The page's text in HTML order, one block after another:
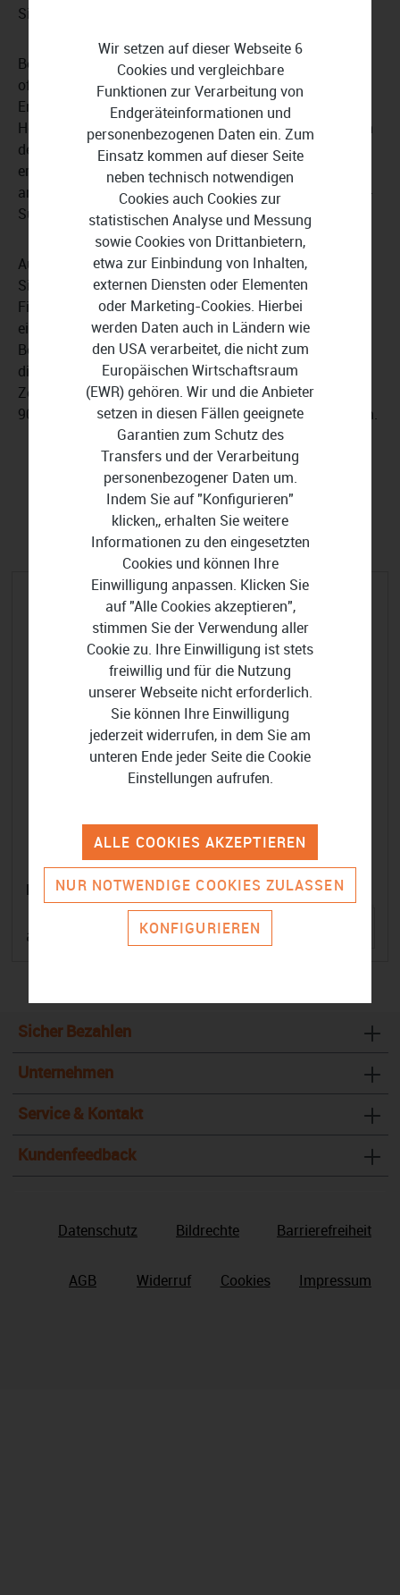
Sie schnellere Fortschritte bei Ihren Projekten machen.
Bei Fragen und Problemen stehen Ihnen auf der
offiziellen Webseite des Anbieters ein Blog mit
Erklärungen und Anleitungen sowie ein Self-Service-
Help-Center, Fallstudien und Webinare zur Verfügung. In
den Tarifen für Business- und Enterprise-Kunden
erreichen Sie die Service-Mitarbeiter vonMural
anderem via Chat oder E-Mail sowie über einen Priority-
Support.
Aufgrund seiner strengen Datenschutz- und
Sicherheitsrichtlinien istMuralauch für
Finanzdienstleister oder administrative Einrichtungen
eine gute Wahl. Die SaaS-Plattform berücksichtigt bei
Bedarf regionale und branchenspezifische Vorgaben für
die Compliance.Muralverfügt außerdem über
Zertifizierungen für SOC 2 Type 2, ISO 27001 und ISO
9001. Die Datenverarbeitung geschieht DSGVO-konform.
FILTER EINBLENDEN
Mural
ab $ 9,99 pro Nutzer pro Monat
Sicher Bezahlen
Unternehmen
Service & Kontakt
Kundenfeedback
Datenschutz Bildrechte Barrierefreiheit
AGB Widerruf Cookies Impressum
Wir setzen auf dieser Webseite 6
Cookies und vergleichbare
Funktionen zur Verarbeitung von
Endgeräteinformationen und
personenbezogenen Daten ein. Zum
Einsatz kommen auf dieser Seite
neben technisch notwendigen
Cookies auch Cookies zur
statistischen Analyse und Messung
sowie Cookies von Drittanbietern,
etwa zur Einbindung von Inhalten,
externen Diensten oder Elementen
oder Marketing-Cookies. Hierbei
werden Daten auch in Ländern wie
den USA verarbeitet, die nicht zum
Europäischen Wirtschaftsraum
(EWR) gehören. Wir und die Anbieter
setzen in diesen Fällen geeignete
Garantien zum Schutz des
Transfers und der Verarbeitung
personenbezogener Daten um.
Indem Sie auf "Konfigurieren"
klicken,, erhalten Sie weitere
Informationen zu den eingesetzten
Cookies und können Ihre
Einwilligung anpassen. Klicken Sie
auf "Alle Cookies akzeptieren",
stimmen Sie der Verwendung aller
Cookie zu. Ihre Einwilligung ist stets
freiwillig und für die Nutzung
unserer Webseite nicht erforderlich.
Sie können Ihre Einwilligung
jederzeit widerrufen, in dem Sie am
unteren Ende jeder Seite die Cookie
Einstellungen aufrufen.
NUR NOTWENDIGE COOKIES ZULASSEN
KONFIGURIEREN
ALLE COOKIES AKZEPTIEREN